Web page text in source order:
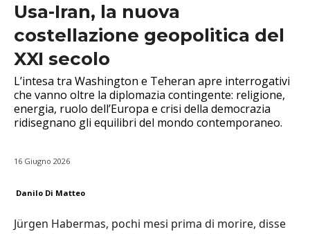
Usa-Iran, la nuova
costellazione geopolitica del
XXI secolo
L’intesa tra Washington e Teheran apre interrogativi
che vanno oltre la diplomazia contingente: religione,
energia, ruolo dell’Europa e crisi della democrazia
ridisegnano gli equilibri del mondo contemporaneo.
16 Giugno 2026
Danilo Di Matteo
Jürgen Habermas, pochi mesi prima di morire, disse